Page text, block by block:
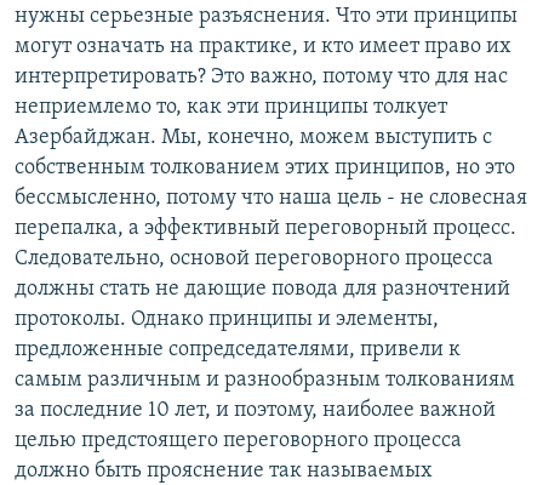
нужны серьезные разъяснения. Что эти принципы
могут означать на практике, и кто имеет право их
интерпретировать? Это важно, потому что для нас
неприемлемо то, как эти принципы толкует
Азербайджан. Мы, конечно, можем выступить с
собственным толкованием этих принципов, но это
бессмысленно, потому что наша цель - не словесная
перепалка, а эффективный переговорный процесс.
Следовательно, основой переговорного процесса
должны стать не дающие повода для разночтений
протоколы. Однако принципы и элементы,
предложенные сопредседателями, привели к
самым различным и разнообразным толкованиям
за последние 10 лет, и поэтому, наиболее важной
целью предстоящего переговорного процесса
должно быть прояснение так называемых